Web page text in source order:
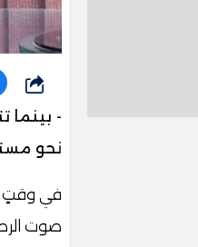
شارك
- بينما
نحو
في وقتٍ
صوت